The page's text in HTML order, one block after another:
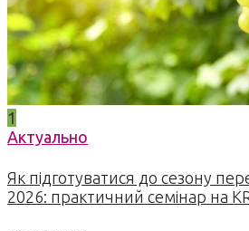
1
Актуально
Як підготуватися до сезону
2026: практичний семінар на